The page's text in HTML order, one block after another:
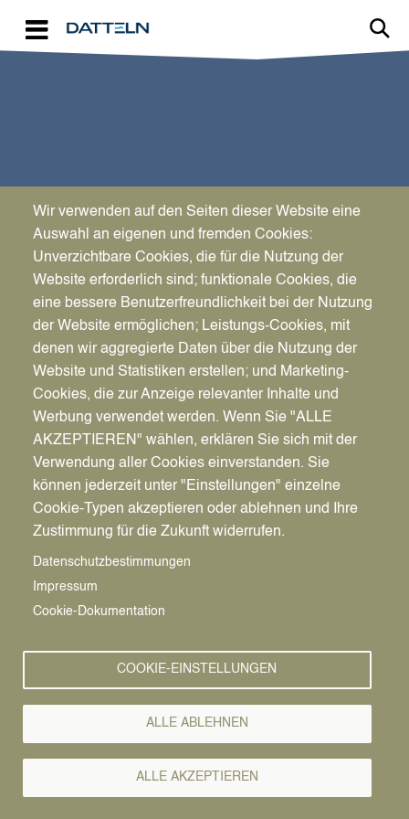
SPORT & KULTUR
Dabei sein ist alles
Pfadnavigation
Stadt | Rathaus | Familie Unsere Stadt Vereine
Vereine
Verein zur Förderung des Dressursports
Hullerner Straße 46, 45399 Olfen
Wir verwenden auf den Seiten dieser Website eine
Auswahl an eigenen und fremden Cookies:
Unverzichtbare Cookies, die für die Nutzung der
Website erforderlich sind; funktionale Cookies, die
eine bessere Benutzerfreundlichkeit bei der Nutzung
der Website ermöglichen; Leistungs-Cookies, mit
denen wir aggregierte Daten über die Nutzung der
Website und Statistiken erstellen; und Marketing-
Cookies, die zur Anzeige relevanter Inhalte und
Werbung verwendet werden. Wenn Sie "ALLE
AKZEPTIEREN" wählen, erklären Sie sich mit der
Verwendung aller Cookies einverstanden. Sie
können jederzeit unter "Einstellungen" einzelne
Cookie-Typen akzeptieren oder ablehnen und Ihre
Zustimmung für die Zukunft widerrufen.
Datenschutzbestimmungen
Impressum
Cookie-Dokumentation
COOKIE-EINSTELLUNGEN
ALLE ABLEHNEN
ALLE AKZEPTIEREN